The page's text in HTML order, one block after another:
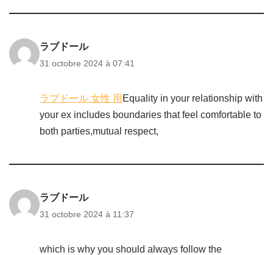
ラブドール
31 octobre 2024 à 07:41
ラブドール 女性 用 Equality in your relationship with
your ex includes boundaries that feel comfortable to
both parties,mutual respect,
ラブドール
31 octobre 2024 à 11:37
which is why you should always follow the